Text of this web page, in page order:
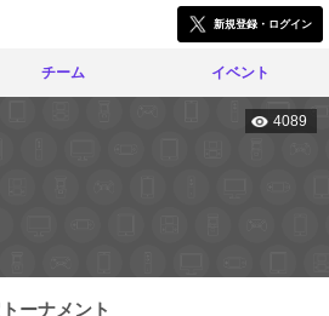
新規登録・ログイン
チーム イベント
4089
ーナメント